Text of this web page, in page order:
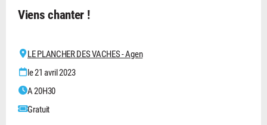
Viens chanter !
LE PLANCHER DES VACHES - Agen
le 21 avril 2023
A 20H30
Gratuit